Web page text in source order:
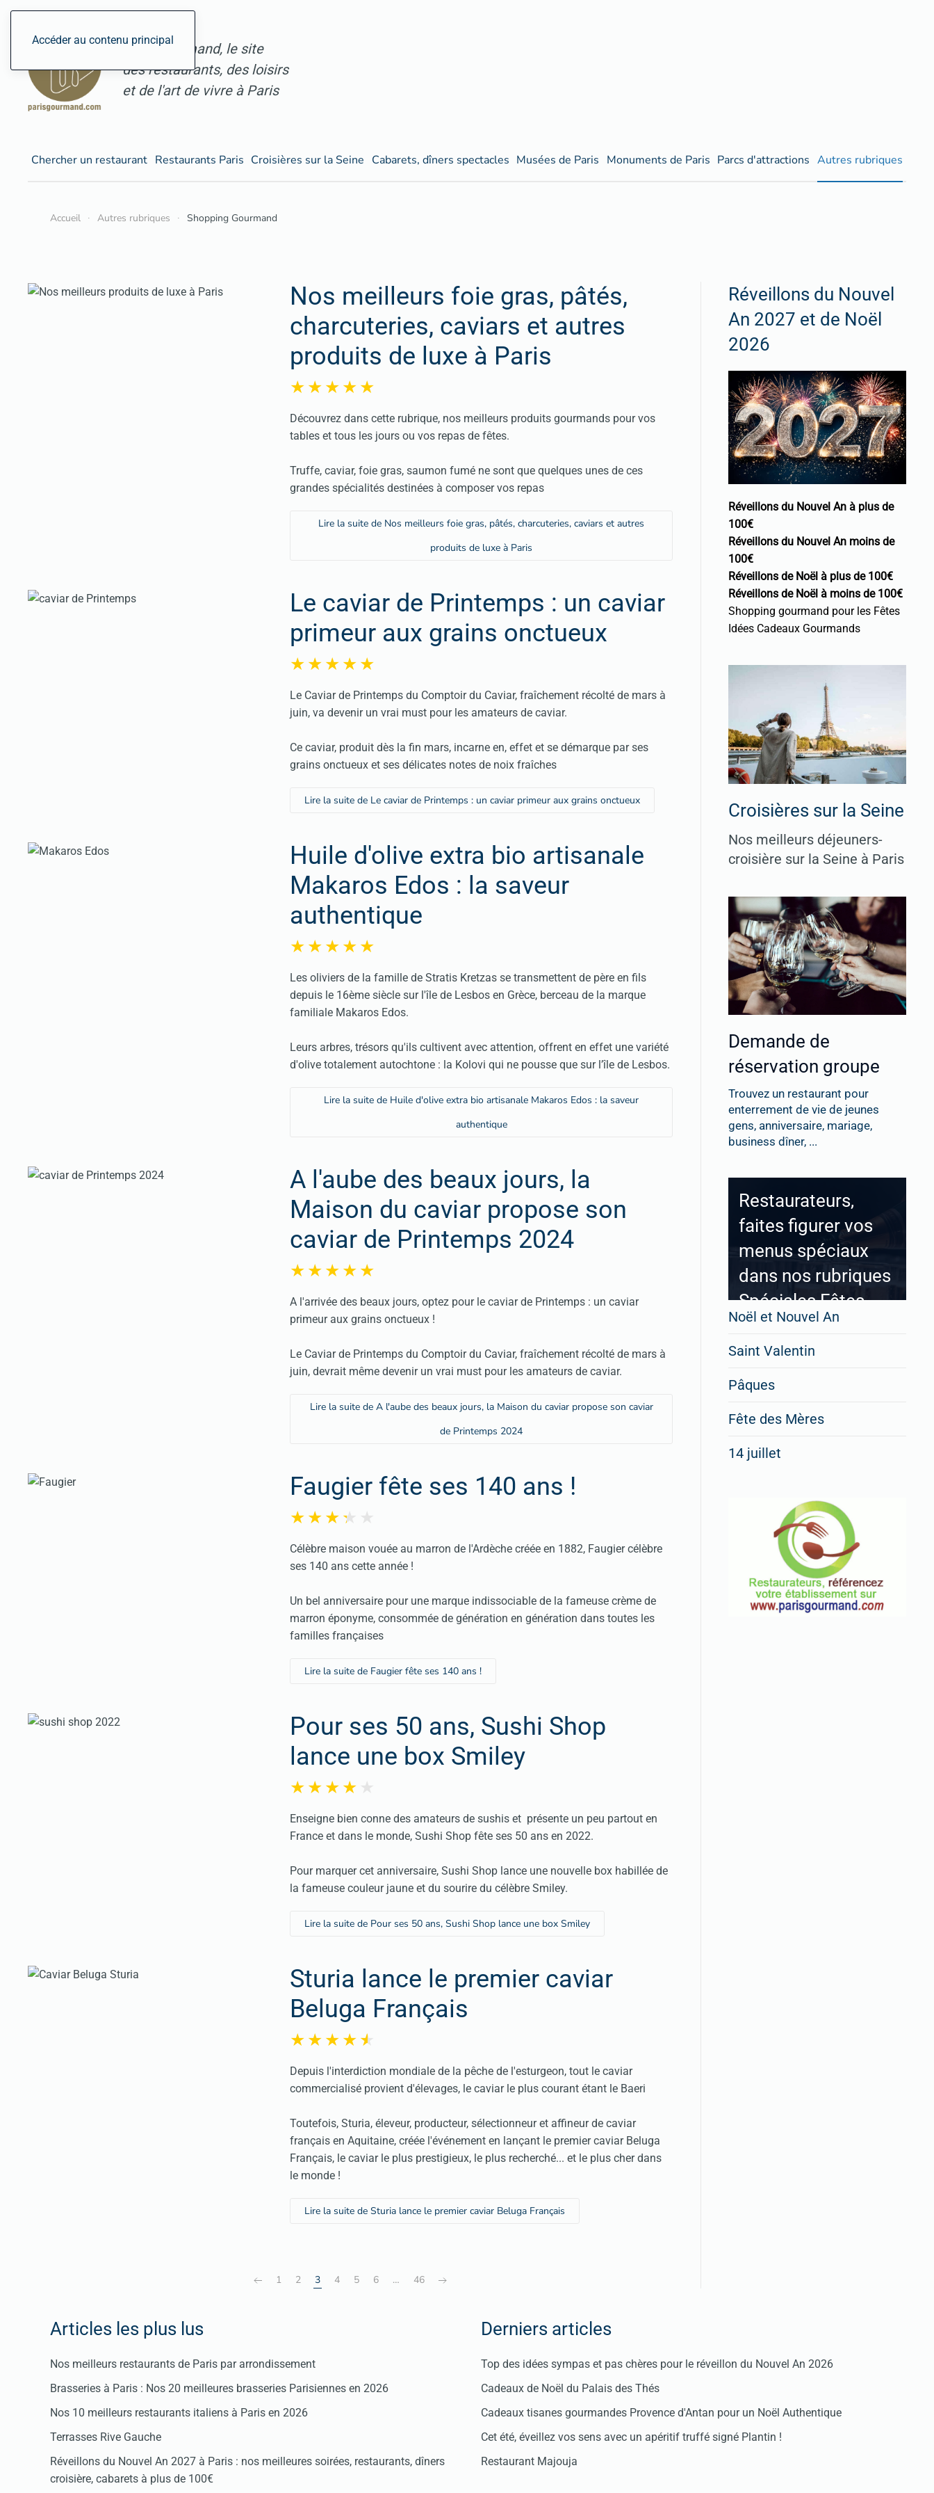
Accéder au contenu principal
ParisGourmand, le site
des restaurants, des loisirs
et de l'art de vivre à Paris
Chercher un restaurant Restaurants Paris Croisières sur la Seine Cabarets, dîners spectacles Musées de Paris Monuments de Paris Parcs d'attractions Autres rubriques
Accueil Autres rubriques Shopping Gourmand
Nos meilleurs foie gras, pâtés,
charcuteries, caviars et autres
produits de luxe à Paris
Découvrez dans cette rubrique, nos meilleurs produits gourmands pour vos
tables et tous les jours ou vos repas de fêtes.
Truffe, caviar, foie gras, saumon fumé ne sont que quelques unes de ces
grandes spécialités destinées à composer vos repas
Lire la suite de Nos meilleurs foie gras, pâtés, charcuteries, caviars et autres
produits de luxe à Paris
Le caviar de Printemps : un caviar
primeur aux grains onctueux
Le Caviar de Printemps du Comptoir du Caviar, fraîchement récolté de mars à
juin, va devenir un vrai must pour les amateurs de caviar.
Ce caviar, produit dès la fin mars, incarne en, effet et se démarque par ses
grains onctueux et ses délicates notes de noix fraîches
Lire la suite de Le caviar de Printemps : un caviar primeur aux grains onctueux
Huile d'olive extra bio artisanale
Makaros Edos : la saveur
authentique
Les oliviers de la famille de Stratis Kretzas se transmettent de père en fils
depuis le 16ème siècle sur l'île de Lesbos en Grèce, berceau de la marque
familiale Makaros Edos.
Leurs arbres, trésors qu'ils cultivent avec attention, offrent en effet une variété
d'olive totalement autochtone : la Kolovi qui ne pousse que sur l’île de Lesbos.
Lire la suite de Huile d'olive extra bio artisanale Makaros Edos : la saveur
authentique
A l'aube des beaux jours, la
Maison du caviar propose son
caviar de Printemps 2024
A l'arrivée des beaux jours, optez pour le caviar de Printemps : un caviar
primeur aux grains onctueux !
Le Caviar de Printemps du Comptoir du Caviar, fraîchement récolté de mars à
juin, devrait même devenir un vrai must pour les amateurs de caviar.
Lire la suite de A l'aube des beaux jours, la Maison du caviar propose son caviar
de Printemps 2024
Faugier fête ses 140 ans !
Célèbre maison vouée au marron de l'Ardèche créée en 1882, Faugier célèbre
ses 140 ans cette année !
Un bel anniversaire pour une marque indissociable de la fameuse crème de
marron éponyme, consommée de génération en génération dans toutes les
familles françaises
Lire la suite de Faugier fête ses 140 ans !
Pour ses 50 ans, Sushi Shop
lance une box Smiley
Enseigne bien conne des amateurs de sushis et présente un peu partout en
France et dans le monde, Sushi Shop fête ses 50 ans en 2022.
Pour marquer cet anniversaire, Sushi Shop lance une nouvelle box habillée de
la fameuse couleur jaune et du sourire du célèbre Smiley.
Lire la suite de Pour ses 50 ans, Sushi Shop lance une box Smiley
Sturia lance le premier caviar
Beluga Français
Depuis l'interdiction mondiale de la pêche de l'esturgeon, tout le caviar
commercialisé provient d'élevages, le caviar le plus courant étant le Baeri
Toutefois, Sturia, éleveur, producteur, sélectionneur et affineur de caviar
français en Aquitaine, créée l'événement en lançant le premier caviar Beluga
Français, le caviar le plus prestigieux, le plus recherché... et le plus cher dans
le monde !
Lire la suite de Sturia lance le premier caviar Beluga Français
1 2 3 4 5 6 … 46
Réveillons du Nouvel
An 2027 et de Noël
2026
Réveillons du Nouvel An à plus de
100€
Réveillons du Nouvel An moins de
100€
Réveillons de Noël à plus de 100€
Réveillons de Noël à moins de 100€
Shopping gourmand pour les Fêtes
Idées Cadeaux Gourmands
Croisières sur la Seine
Nos meilleurs déjeuners-
croisière sur la Seine à Paris
Demande de
réservation groupe
Trouvez un restaurant pour
enterrement de vie de jeunes
gens, anniversaire, mariage,
business dîner, ...
Restaurateurs,
faites figurer vos
menus spéciaux
dans nos rubriques
Spéciales Fêtes
Cliquez ici
Noël et Nouvel An
Saint Valentin
Pâques
Fête des Mères
14 juillet
Articles les plus lus
Nos meilleurs restaurants de Paris par arrondissement
Brasseries à Paris : Nos 20 meilleures brasseries Parisiennes en 2026
Nos 10 meilleurs restaurants italiens à Paris en 2026
Terrasses Rive Gauche
Réveillons du Nouvel An 2027 à Paris : nos meilleures soirées, restaurants, dîners
croisière, cabarets à plus de 100€
Derniers articles
Top des idées sympas et pas chères pour le réveillon du Nouvel An 2026
Cadeaux de Noël du Palais des Thés
Cadeaux tisanes gourmandes Provence d'Antan pour un Noël Authentique
Cet été, éveillez vos sens avec un apéritif truffé signé Plantin !
Restaurant Majouja